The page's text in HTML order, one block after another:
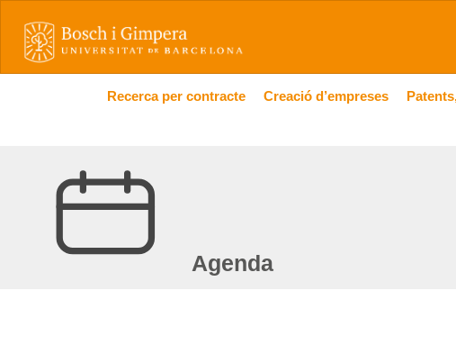
Recerca per contracte Creació d’empreses
Agenda